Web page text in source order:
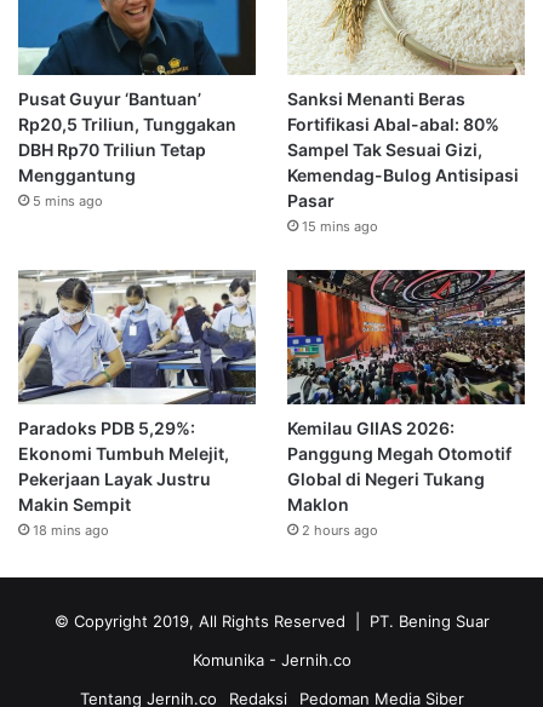
Pusat Guyur ‘Bantuan’
Rp20,5 Triliun, Tunggakan
DBH Rp70 Triliun Tetap
Menggantung
5 mins ago
Sanksi Menanti Beras
Fortifikasi Abal-abal: 80%
Sampel Tak Sesuai Gizi,
Kemendag-Bulog Antisipasi
Pasar
15 mins ago
Paradoks PDB 5,29%:
Ekonomi Tumbuh Melejit,
Pekerjaan Layak Justru
Makin Sempit
18 mins ago
Kemilau GIIAS 2026:
Panggung Megah Otomotif
Global di Negeri Tukang
Maklon
2 hours ago
© Copyright 2019, All Rights Reserved | PT. Bening Suar
Komunika - Jernih.co
Tentang Jernih.co
Redaksi Pedoman Media Siber